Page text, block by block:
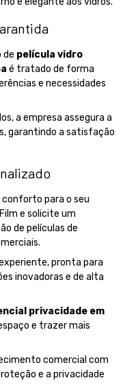
de película vidro
é tratado de forma
e necessidades
a empresa assegura a
garantindo a satisfação
conforto para o seu
e solicite um
de películas de
pronta para
inovadoras e de alta
privacidade em
e trazer mais
comercial com
e a privacidade